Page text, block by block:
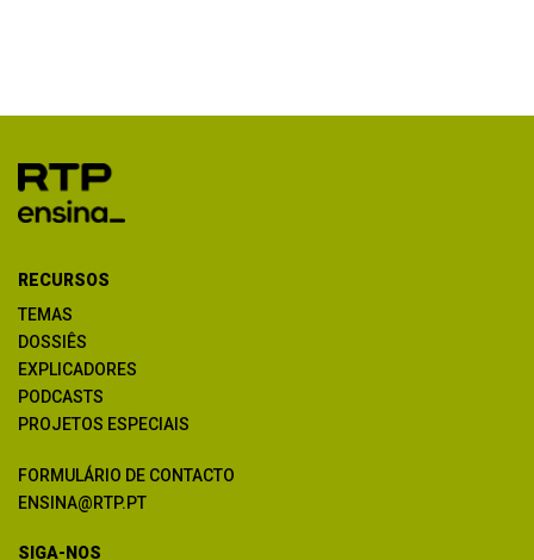
RECURSOS
TEMAS
DOSSIÊS
EXPLICADORES
PODCASTS
PROJETOS ESPECIAIS
FORMULÁRIO DE CONTACTO
ENSINA@RTP.PT
SIGA-NOS